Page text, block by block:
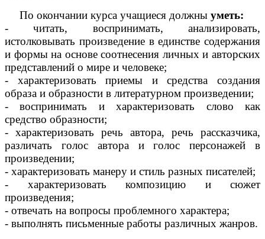
По окончании курса учащиеся должны уметь:
- читать, воспринимать, анализировать,
истолковывать произведение в единстве содержания
и формы на основе соотнесения личных и авторских
представлений о мире и человеке;
- характеризовать приемы и средства создания
образа и образности в литературном произведении;
- воспринимать и характеризовать слово как
средство образности;
- характеризовать речь автора, речь рассказчика,
различать голос автора и голос персонажей в
произведении;
- характеризовать манеру и стиль разных писателей;
- характеризовать композицию и сюжет
произведения;
- отвечать на вопросы проблемного характера;
- выполнять письменные работы различных жанров.